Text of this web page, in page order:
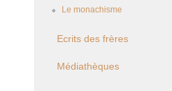
Le monachisme
Ecrits des frères
Médiathèques